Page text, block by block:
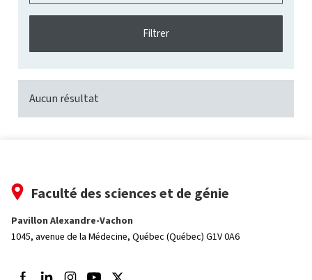
Aucun résultat
Faculté des sciences et de génie
Pavillon Alexandre-Vachon
1045, avenue de la Médecine, Québec (Québec) G1V 0A6
Suivez-nous sur Facebook
Suivez-nous sur LinkedIn
Suivez-nous sur Instagram
Suivez-nous sur Youtube
Suivez-nous sur Twitter